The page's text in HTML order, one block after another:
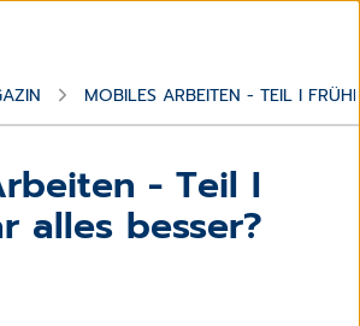
MOBILES ARBEITEN - TEIL I
- Teil I
alles besser?